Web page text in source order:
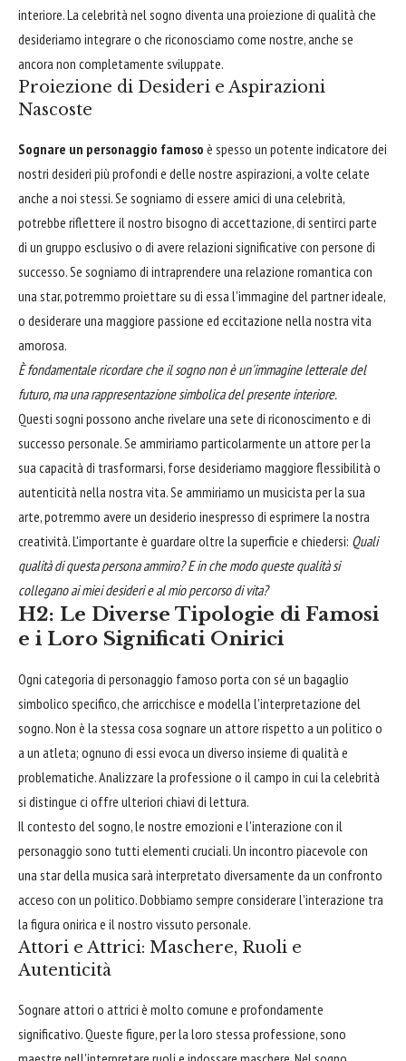
interiore. La celebrità nel sogno diventa una proiezione di qualità che
desideriamo integrare o che riconosciamo come nostre, anche se
ancora non completamente sviluppate.
Proiezione di Desideri e Aspirazioni
Nascoste
Sognare un personaggio famoso è spesso un potente indicatore dei
nostri desideri più profondi e delle nostre aspirazioni, a volte celate
anche a noi stessi. Se sogniamo di essere amici di una celebrità,
potrebbe riflettere il nostro bisogno di accettazione, di sentirci parte
di un gruppo esclusivo o di avere relazioni significative con persone di
successo. Se sogniamo di intraprendere una relazione romantica con
una star, potremmo proiettare su di essa l'immagine del partner ideale,
o desiderare una maggiore passione ed eccitazione nella nostra vita
amorosa.
È fondamentale ricordare che il sogno non è un'immagine letterale del
futuro, ma una rappresentazione simbolica del presente interiore.
Questi sogni possono anche rivelare una sete di riconoscimento e di
successo personale. Se ammiriamo particolarmente un attore per la
sua capacità di trasformarsi, forse desideriamo maggiore flessibilità o
autenticità nella nostra vita. Se ammiriamo un musicista per la sua
arte, potremmo avere un desiderio inespresso di esprimere la nostra
creatività. L'importante è guardare oltre la superficie e chiedersi: Quali
qualità di questa persona ammiro? E in che modo queste qualità si
collegano ai miei desideri e al mio percorso di vita?
H2: Le Diverse Tipologie di Famosi
e i Loro Significati Onirici
Ogni categoria di personaggio famoso porta con sé un bagaglio
simbolico specifico, che arricchisce e modella l'interpretazione del
sogno. Non è la stessa cosa sognare un attore rispetto a un politico o
a un atleta; ognuno di essi evoca un diverso insieme di qualità e
problematiche. Analizzare la professione o il campo in cui la celebrità
si distingue ci offre ulteriori chiavi di lettura.
Il contesto del sogno, le nostre emozioni e l'interazione con il
personaggio sono tutti elementi cruciali. Un incontro piacevole con
una star della musica sarà interpretato diversamente da un confronto
acceso con un politico. Dobbiamo sempre considerare l'interazione tra
la figura onirica e il nostro vissuto personale.
Attori e Attrici: Maschere, Ruoli e
Autenticità
Sognare attori o attrici è molto comune e profondamente
significativo. Queste figure, per la loro stessa professione, sono